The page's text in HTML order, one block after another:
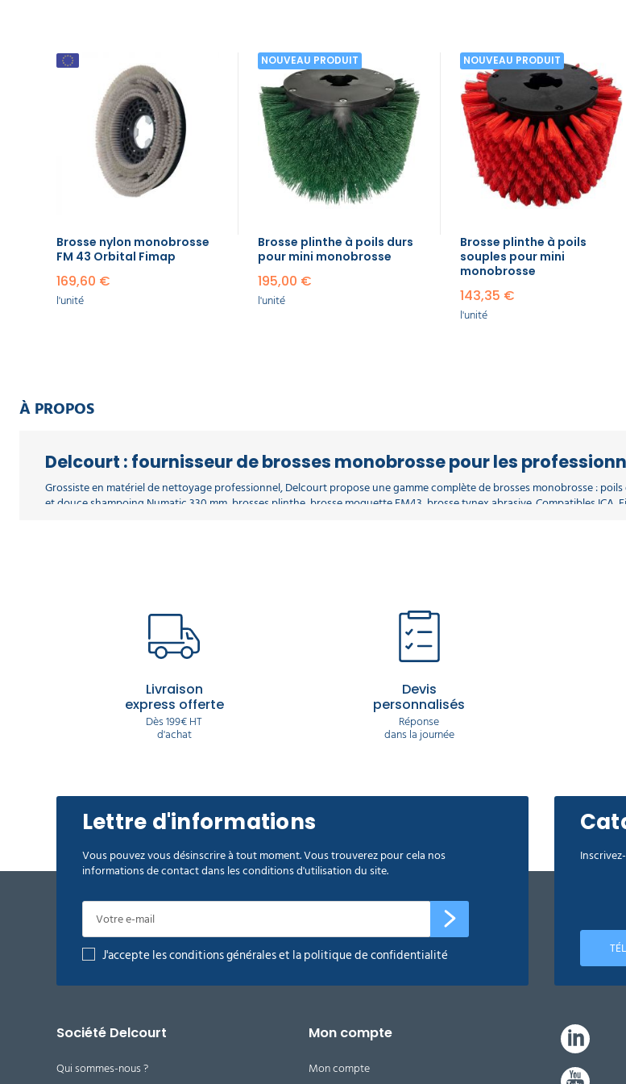
Brosse nylon monobrosse
FM 43 Orbital Fimap
169,60 €
l'unité
NOUVEAU PRODUIT
Brosse plinthe à poils durs
pour mini monobrosse
195,00 €
l'unité
NOUVEAU PRODUIT
Brosse plinthe à poils
souples pour mini
monobrosse
143,35 €
l'unité
À PROPOS
Delcourt : fournisseur de brosses monobrosse pour les
Grossiste en matériel de nettoyage professionnel, Delcourt propose une gamme complète de brosses monobrosse :
et douce shampoing Numatic 330 mm, brosses plinthe, brosse moquette FM43, brosse tynex abrasive. Compatibles ICA,
Tarifs grossiste, livraison 24/48 h
Tarifs professionnels accessibles sans minimum de commande. Livraison sous 24 à 48 h partout en France métropolitaine.
Livraison
express offerte
Dès 199€ HT
d'achat
Devis
personnalisés
Réponse
dans la journée
Lettre d'informations
Vous pouvez vous désinscrire à tout moment. Vous trouverez pour cela nos
informations de contact dans les conditions d'utilisation du site.
J'accepte les conditions générales et la politique de confidentialité
Société Delcourt
Qui sommes-nous ?
Mon compte
Mon compte